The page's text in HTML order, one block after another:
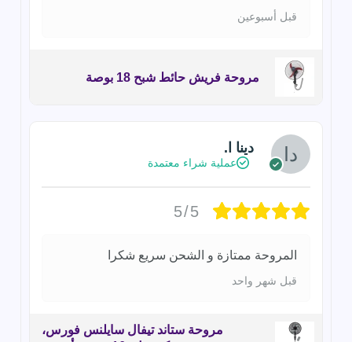
قبل أسبوعين
مروحة فريش حائط شبح 18 بوصة
دينا ا.
عملية شراء معتمدة
5/5
المروحة ممتازة و الشحن سريع شكرا
قبل شهر واحد
مروحة ستاند تيفال سايلنس فورس،